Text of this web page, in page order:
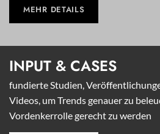
MEHR DETAILS
INPUT & CASES
fundierte Studien,
Videos, um Trends genauer zu
Vordenkerrolle gerecht zu werden